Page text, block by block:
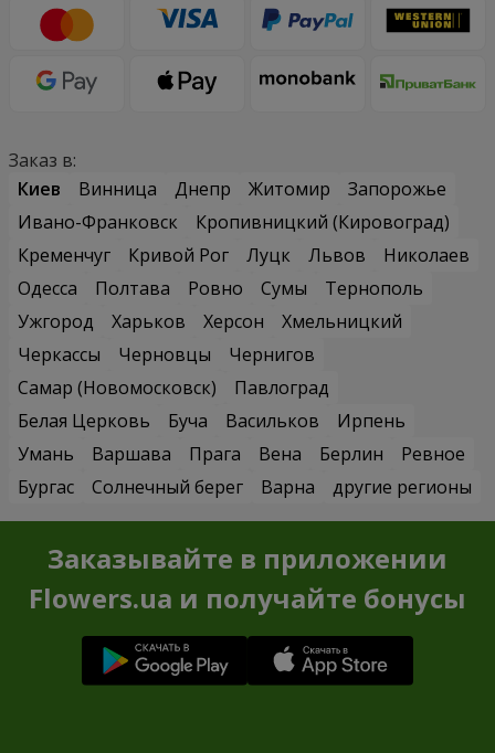
Заказ в:
Киев
Винница Днепр Житомир
Запорожье
Ивано-Франковск
Кропивницкий (Кировоград)
Кременчуг
Кривой Рог Луцк Львов
Николаев
Одесса
Полтава Ровно Сумы
Тернополь
Ужгород
Харьков Херсон
Хмельницкий
Черкассы
Черновцы
Чернигов
Самар (Новомосковск)
Павлоград
Белая Церковь
Буча Васильков
Ирпень
Умань
Варшава Прага Вена Берлин
Ревное
Бургас
Солнечный берег Варна другие регионы
Заказывайте в приложении
Flowers.ua и получайте бонусы